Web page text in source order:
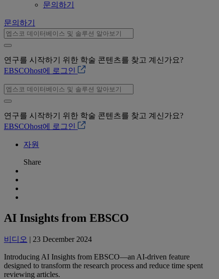
문의하기
문의하기
연구를 시작하기 위한 학술 콘텐츠를 찾고 계신가요?
EBSCOhost에 로그인
연구를 시작하기 위한 학술 콘텐츠를 찾고 계신가요?
EBSCOhost에 로그인
자원
Share
AI Insights from EBSCO
비디오 | 23 December 2024
Introducing AI Insights from EBSCO—an AI-driven feature
designed to transform the research process and reduce time spent
reviewing articles.